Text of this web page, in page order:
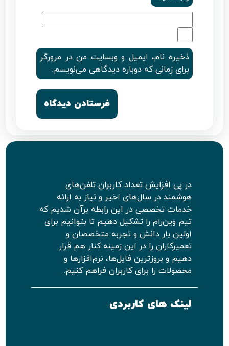
ذخیره نام، ایمیل و وبسایت من در مرورگر
برای زمانی که دوباره دیدگاهی می‌نویسم.
در پی افزایش تعداد کاربران تلفن‌های
هوشمند در سال‌های اخیر و نیاز به ارائه
خدمات تخصصی در این رابطه برآن شدیم که
تیم وین‌رام را تشکیل دهیم تا بتوانیم برای
اولین بار دانش و تجربه متخصصان و
تعمیرکاران را در این زمینه کنار هم قرار
دهیم و بروزترین فایل‌ها، نرم‌افزارها و
محصولات را برای کاربران فراهم کنیم.
لینک های کاربردی